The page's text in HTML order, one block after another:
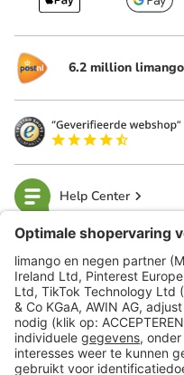
6.2 million
Help Center
limango
Veilig winkelen
Klantenservice